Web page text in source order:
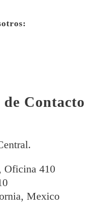
Contacto
Oficina 410
Mexico